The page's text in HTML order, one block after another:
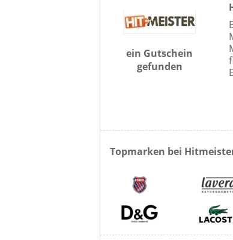
ein Gutschein
gefunden
Topmarken bei